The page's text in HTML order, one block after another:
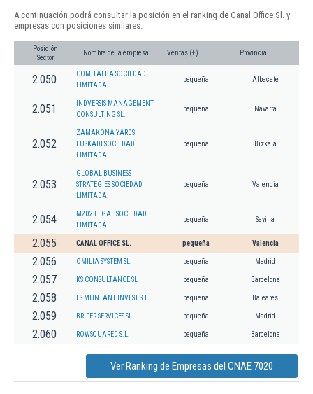
A continuación podrá consultar la posición en el ranking de Canal Office Sl. y
empresas con posiciones similares:
Posición
Sector
Nombre de la empresa Ventas (€) Provincia
2.050
COMITALBA SOCIEDAD
LIMITADA.
pequeña Albacete
2.051
INDVERSIS MANAGEMENT
CONSULTING SL.
pequeña Navarra
2.052
ZAMAKONA YARDS
EUSKADI SOCIEDAD
LIMITADA.
pequeña Bizkaia
2.053
GLOBAL BUSINESS
STRATEGIES SOCIEDAD
LIMITADA.
pequeña Valencia
2.054
M2D2 LEGAL SOCIEDAD
LIMITADA.
pequeña Sevilla
2.055 CANAL OFFICE SL. pequeña Valencia
2.056 OMILIA SYSTEM SL. pequeña Madrid
2.057 KS CONSULTANCE SL pequeña Barcelona
2.058 ES MUNTANT INVEST S.L. pequeña Baleares
2.059 BRIFER SERVICES SL pequeña Madrid
2.060 ROWSQUARED S.L. pequeña Barcelona
Ver Ranking de Empresas del CNAE 7020